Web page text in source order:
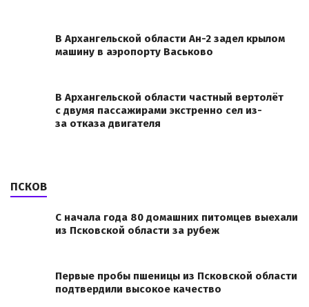
В Архангельской области Ан-2 задел крылом
машину в аэропорту Васьково
В Архангельской области частный вертолёт
с двумя пассажирами экстренно сел из-
за отказа двигателя
ПСКОВ
С начала года 80 домашних питомцев выехали
из Псковской области за рубеж
Первые пробы пшеницы из Псковской области
подтвердили высокое качество